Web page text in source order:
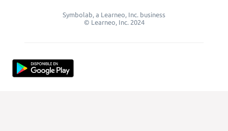
Symbolab, a Learneo, Inc. business
© Learneo, Inc. 2024